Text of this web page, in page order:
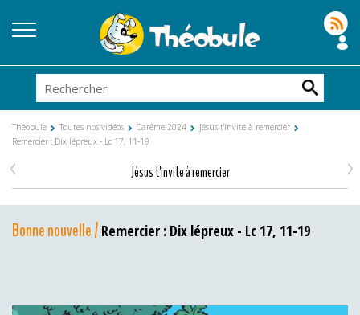
Théobule Toutes nos vidéos Carême 2024
Jésus t'invite à remercier
Remercier : Dix lépreux - Lc 17, 11-19
Jésus t'invite à remercier
< >
Bonne nouvelle / Remercier : Dix lépreux - Lc 17, 11-19